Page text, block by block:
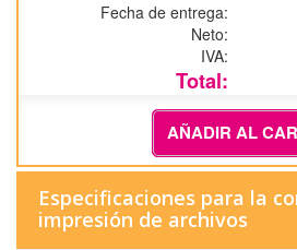
Fecha de entrega:
Neto:
IVA:
Total:
AÑADIR AL
Especificaciones para la
impresión de archivos